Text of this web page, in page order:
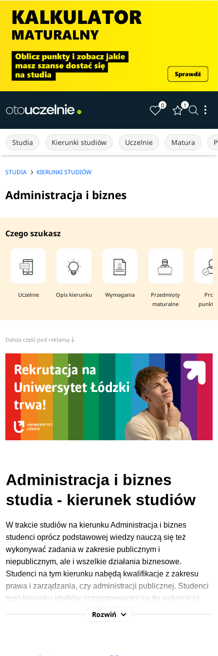
0 1
Studia Kierunki studiów Uczelnie Matura
STUDIA KIERUNKI STUDIÓW
Administracja i biznes
Czego szukasz
Uczelnie Opis kierunku Wymagania
Przedmioty
maturalne
Dalsza część pod reklamą
Administracja i biznes
studia - kierunek studiów
W trakcie studiów na kierunku Administracja i biznes
studenci oprócz podstawowej wiedzy nauczą się też
wykonywać zadania w zakresie publicznym i
niepublicznym, ale i wszelkie działania biznesowe.
Studenci na tym kierunku nabędą kwalifikacje z zakresu
prawa i zarządzania, czy administracji publicznej. Studenci
tego kierunku studiów przygotowywani są do wykonania
przyszłych obowiązków dzięki specjalistycznym zajęciom w
Rozwiń